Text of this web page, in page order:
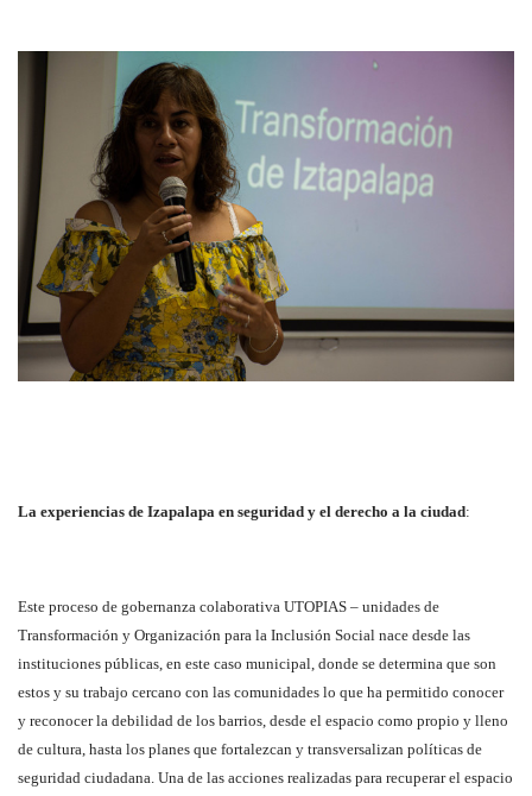
La experiencias de Izapalapa en seguridad y el derecho a la ciudad:
Este proceso de gobernanza colaborativa UTOPIAS – unidades de
Transformación y Organización para la Inclusión Social nace desde las
instituciones públicas, en este caso municipal, donde se determina que son
estos y su trabajo cercano con las comunidades lo que ha permitido conocer
y reconocer la debilidad de los barrios, desde el espacio como propio y lleno
de cultura, hasta los planes que fortalezcan y transversalizan políticas de
seguridad ciudadana. Una de las acciones realizadas para recuperar el espacio